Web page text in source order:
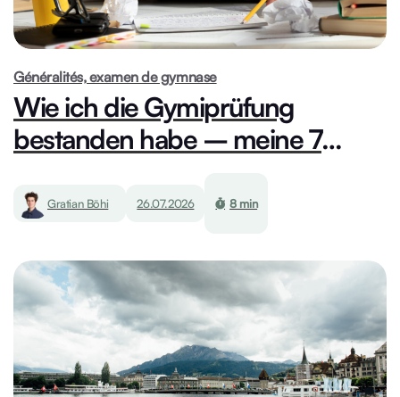
Généralités, examen de gymnase
Wie ich die Gymiprüfung
bestanden habe – meine 7
Gratian Böhi 26.07.2026 8 min